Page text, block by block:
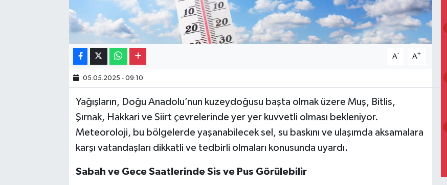
A- A+
05.05.2025 - 09:10
Yağışların, Doğu Anadolu’nun kuzeydoğusu başta olmak üzere Muş, Bitlis,
Şırnak, Hakkari ve Siirt çevrelerinde yer yer kuvvetli olması bekleniyor.
Meteoroloji, bu bölgelerde yaşanabilecek sel, su baskını ve ulaşımda aksamalara
karşı vatandaşları dikkatli ve tedbirli olmaları konusunda uyardı.
Sabah ve Gece Saatlerinde Sis ve Pus Görülebilir